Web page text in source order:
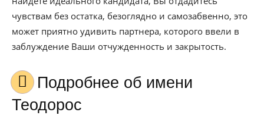
чувствам без остатка, безоглядно и самозабвенно, это
может приятно удивить партнера, которого ввели в
заблуждение Ваши отчужденность и закрытость.
Подробнее об имени
Теодорос